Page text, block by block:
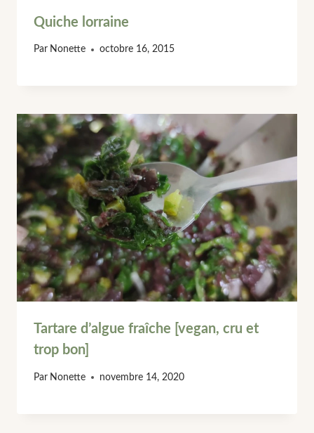
Quiche lorraine
Par Nonette octobre 16, 2015
Tartare d’algue fraîche [vegan, cru et
trop bon]
Par Nonette novembre 14, 2020